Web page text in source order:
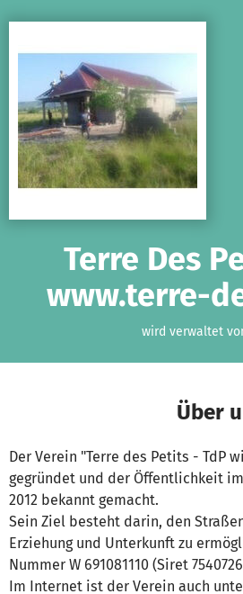
Terre Des
www.terre-
wird verwaltet
Über
Der Verein "Terre des Petits - TdP
gegründet und der Öffentlichkeit
2012 bekannt gemacht.
Sein Ziel besteht darin, den
Erziehung und Unterkunft zu
Nummer W 691081110 (Siret
Im Internet ist der Verein auch